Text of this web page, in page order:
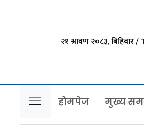
२१ श्रावण २०८३, बिहिबार
होमपेज मुख्य